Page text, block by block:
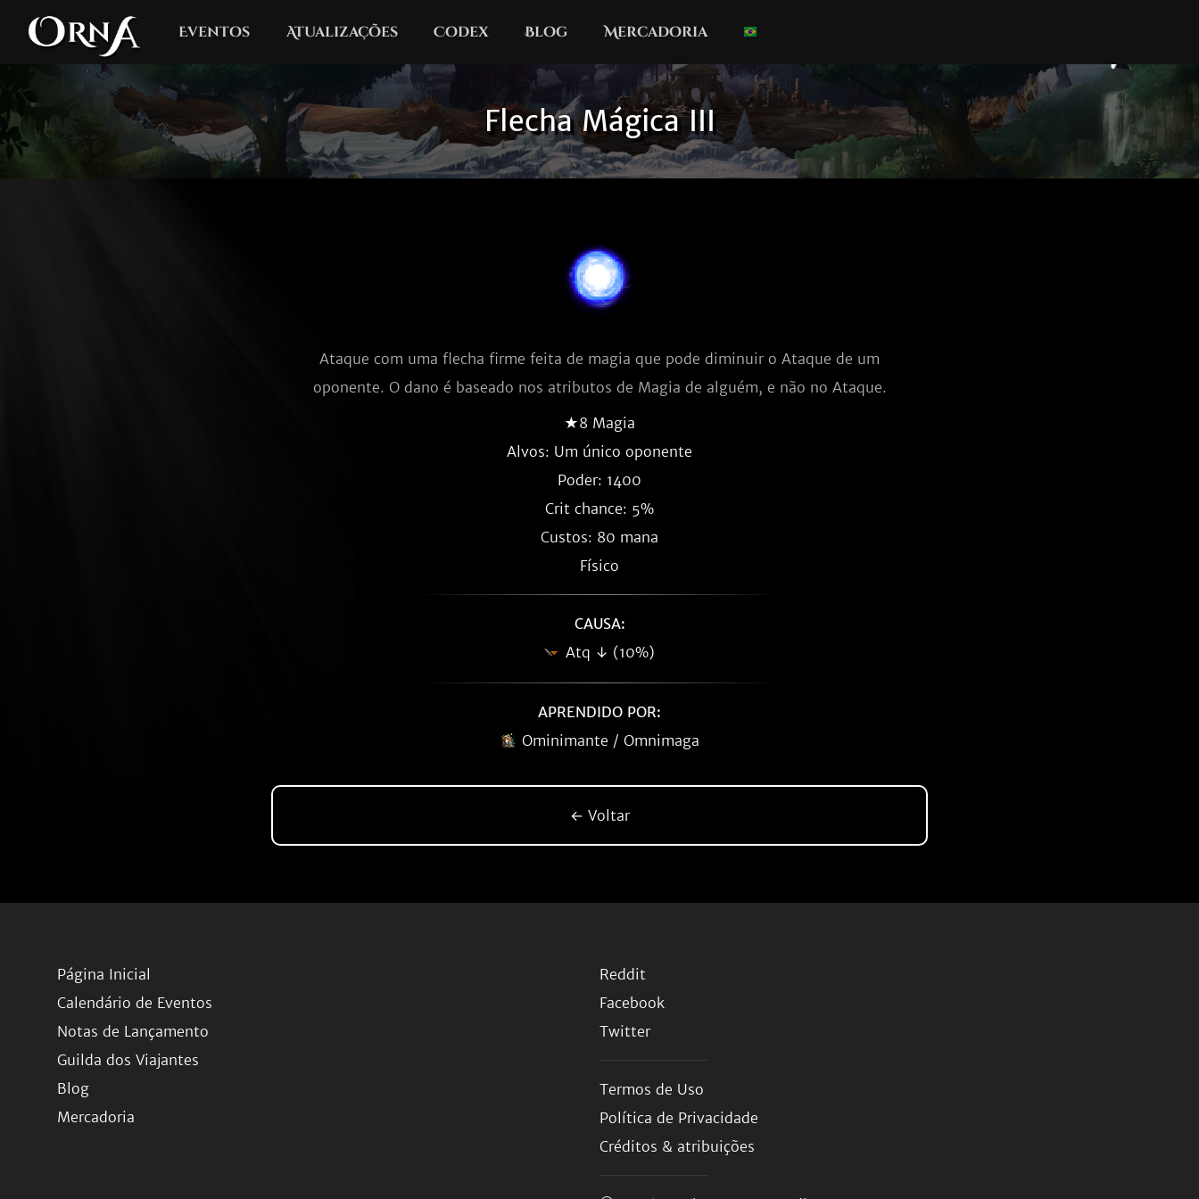
Eventos Atualizações Codex Blog Mercadoria
Flecha Mágica III
Ataque com uma flecha firme feita de magia que pode diminuir o Ataque de um
oponente. O dano é baseado nos atributos de Magia de alguém, e não no Ataque.
★8 Magia
Alvos: Um único oponente
Poder: 1400
Crit chance: 5%
Custos: 80 mana
Físico
CAUSA:
Atq ↓ (10%)
APRENDIDO POR:
Ominimante / Omnimaga
← Voltar
Página Inicial
Calendário de Eventos
Notas de Lançamento
Guilda dos Viajantes
Blog
Mercadoria
Reddit
Facebook
Twitter
Termos de Uso
Política de Privacidade
Créditos & atribuições